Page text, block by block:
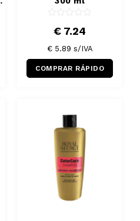
€ 7.24
€ 5.89 s/IVA
COMPRAR RÁPIDO